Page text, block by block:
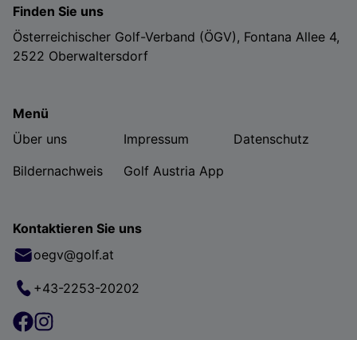
Finden Sie uns
Österreichischer Golf-Verband (ÖGV), Fontana Allee 4,
2522 Oberwaltersdorf
Menü
Über uns
Impressum
Datenschutz
Bildernachweis
Golf Austria App
Kontaktieren Sie uns
oegv@golf.at
+43-2253-20202